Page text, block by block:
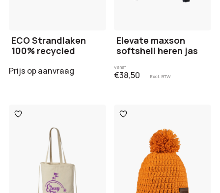
ECO Strandlaken
100% recycled
Prijs op aanvraag
Elevate maxson
softshell heren jas
Vanaf
€38,50 Excl. BTW
Toevoegen
aan
Toevoegen
aan